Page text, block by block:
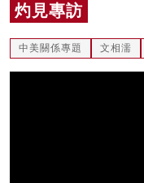
灼見專訪
中美關係專題 文相濡